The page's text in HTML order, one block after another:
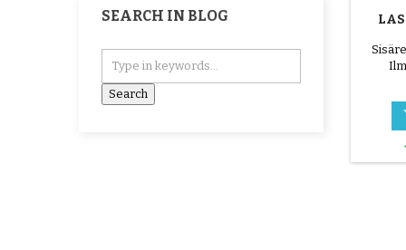
SEARCH IN BLOG
Levitä